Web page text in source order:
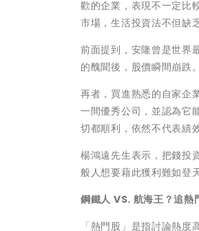
歡的企業，表現不一定比
市場，生活投資法不但缺
前面提到，安隆曾是世界
的醜聞後，股價瞬間崩跌
再者，買進熟悉的自家企
一間優秀公司，並認為它
切都順利，依然不代表績
楊鴻遠先生表示，把錢投
般人想要藉此獲利難如登
鋼鐵人 VS. 航海王？追熱
「熱門股」是指討論熱